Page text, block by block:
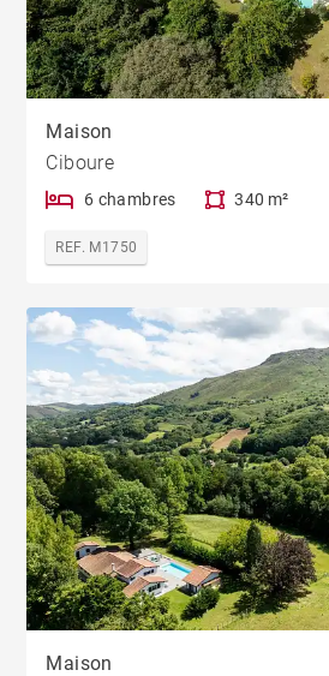
Maison
Ciboure
6 chambres 340 m²
REF. M1750
Maison